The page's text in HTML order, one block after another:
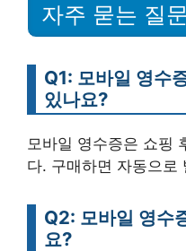
자주 묻는 질
Q1: 모바일 영수
있나요?
모바일 영수증은 쇼핑
다. 구매하면 자동으로
Q2: 모바일 영수
요?